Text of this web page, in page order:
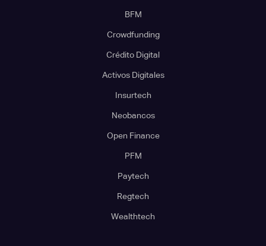
BFM
Crowdfunding
Crédito Digital
Activos Digitales
Insurtech
Neobancos
Open Finance
PFM
Paytech
Regtech
Wealthtech